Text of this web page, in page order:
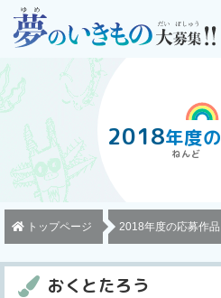
2018年度の
トップページ 2018年度の応募作品
おくとたろう